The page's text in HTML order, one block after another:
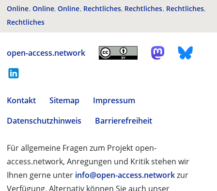
Online Online Online Rechtliches Rechtliches Rechtliches
Rechtliches
open-access.network
Kontakt Sitemap
Impressum
Datenschutzhinweis
Barrierefreiheit
Für allgemeine Fragen zum Projekt open-
access.network, Anregungen und Kritik stehen wir
Ihnen gerne unter info@open-access.networkzur
Verfügung. Alternativ können Sie auch unser